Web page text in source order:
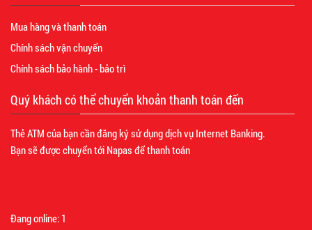
Mua hàng và thanh toán
Chính sách vận chuyển
Chính sách bảo hành - bảo trì
Quý khách có thể chuyển khoản thanh toán đến
Thẻ ATM của bạn cần đăng ký sử dụng dịch vụ Internet Banking.
Bạn sẽ được chuyển tới Napas để thanh toán
Đang online: 1